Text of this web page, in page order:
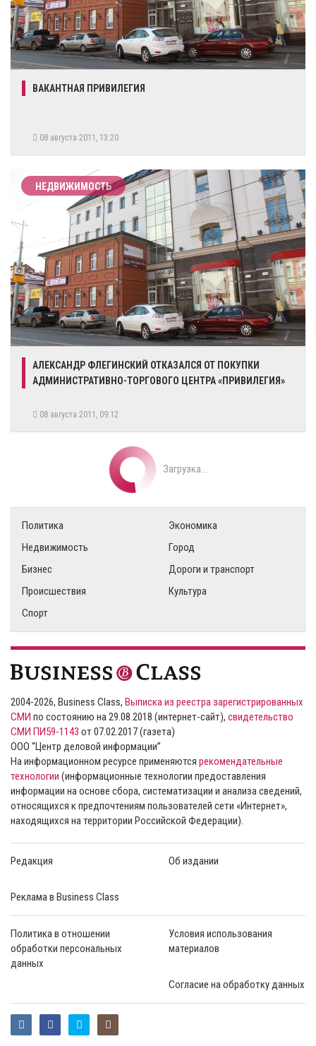
ВАКАНТНАЯ ПРИВИЛЕГИЯ
08 августа 2011, 13:20
НЕДВИЖИМОСТЬ
АЛЕКСАНДР ФЛЕГИНСКИЙ ОТКАЗАЛСЯ ОТ ПОКУПКИ
АДМИНИСТРАТИВНО-ТОРГОВОГО ЦЕНТРА «ПРИВИЛЕГИЯ»
08 августа 2011, 09:12
Загрузка...
Политика
Экономика
Недвижимость
Город
Бизнес
Дороги и транспорт
Происшествия
Культура
Спорт
2004-2026, Business Class, Выписка из реестра зарегистрированных
СМИ по состоянию на 29.08.2018 (интернет-сайт), свидетельство
СМИ ПИ59-1143 от 07.02.2017 (газета)
ООО “Центр деловой информации”
На информационном ресурсе применяются рекомендательные
технологии (информационные технологии предоставления
информации на основе сбора, систематизации и анализа сведений,
относящихся к предпочтениям пользователей сети «Интернет»,
находящихся на территории Российской Федерации).
Редакция Об издании
Реклама в Business Class
Политика в отношении
обработки персональных
данных
Условия использования
материалов
Согласие на обработку данных